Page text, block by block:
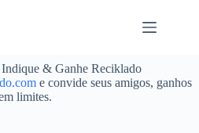
& Ganhe Reciklado
e convide seus amigos, ganhos
limites.